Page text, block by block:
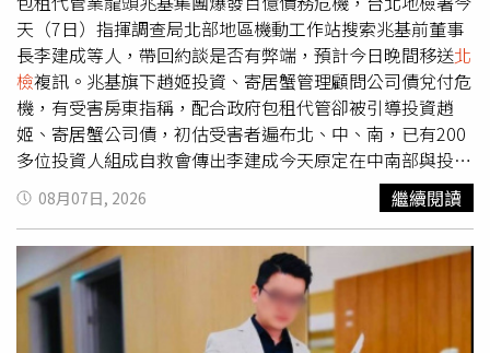
的竊電時間是2025年1月1日（鄰居報案）到同年3月4日
（警方約談），檢方上訴卻把犯罪時間擴張到同年8月12日
（一審開庭），這和張姓男子去年1月到3月間的竊電不屬於
同一次犯罪行為，並非本案起訴效力所及，原審量刑並無違
誤，因此駁回檢方上訴，判罰被告4千元確定。本案不只檢
察官上訴，張姓男子也想打到二審，他卻在上訴期滿兩天後
才遞狀，遭合議庭駁回，但因為檢方有上訴，讓他發現起死
回生的機會，開始委任律師，並且推翻一審認罪的立場，主
張他繳給台電的電費已包含公共電源的費用，不知私家監視
器接公共插座會觸法，請求改判免刑。二審法官認定，張姓
男子明知公共插座多接監視器會增加公寓整體用電量，讓其
他住戶都得多付電費，「不知者無罪」的辯詞不合理，因此
也駁回他的上訴。
天（7日）指揮調查局北部地區機動工作站搜索兆基前董事
長李建成等人，帶回約談是否有弊端，預計今日晚間移送北
檢複訊。兆基旗下趙姬投資、寄居蟹管理顧問公司債兌付危
機，有受害房東指稱，配合政府包租代管卻被引導投資趙
姬、寄居蟹公司債，初估受害者遍布北、中、南，已有200
多位投資人組成自救會傳出李建成今天原定在中南部與投資
人當面協商債務事宜，但會還沒開成就臨時喊卡，投資人陸
續接到取消協商的通知，進一步了解才知道李建成遭檢調帶
聲明，強調原任董事長李建成已於7月29日辭去公司所有職
務，強調公司財務、資金獨立運作，客戶權益不受影響。
08月07日, 2026 繼續閱讀